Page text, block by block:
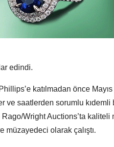
edindi.
katılmadan önce
ve saatlerden sorumlu kıdemli
Wright Auctions’ta
müzayedeci olarak çalıştı.